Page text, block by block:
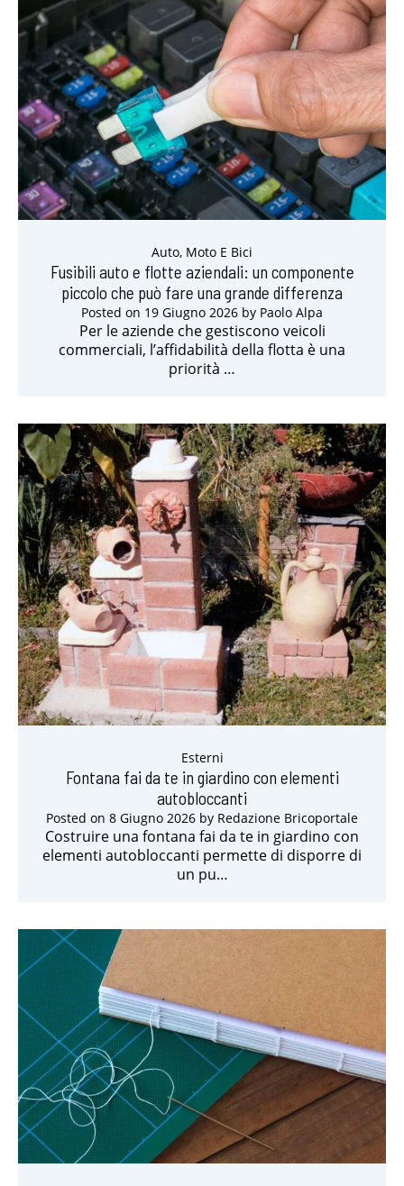
Auto, Moto E Bici
Fusibili auto e flotte aziendali: un componente
piccolo che può fare una grande differenza
Posted on 19 Giugno 2026 by Paolo Alpa
Per le aziende che gestiscono veicoli
commerciali, l’affidabilità della flotta è una
priorità …
Esterni
Fontana fai da te in giardino con elementi
autobloccanti
Posted on 8 Giugno 2026 by Redazione Bricoportale
Costruire una fontana fai da te in giardino con
elementi autobloccanti permette di disporre di
un pu…